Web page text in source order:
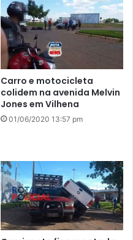
Carro e motocicleta
colidem na avenida Melvin
Jones em Vilhena
01/06/2020 13:57 pm